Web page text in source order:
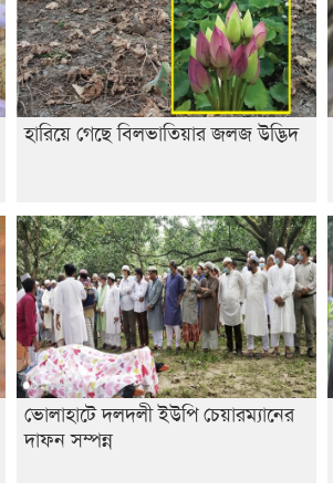
হারিয়ে গেছে বিলভাতিয়ার জলজ উদ্ভিদ
ভোলাহাটে দলদলী ইউপি চেয়ারম্যানের
দাফন সম্পন্ন